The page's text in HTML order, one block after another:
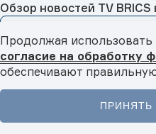
Главная Новости
Обзор новостей TV
BRICS ANALYTICS
Продолжая
согласие на обработку
обеспечивают
ПРИНЯТЬ